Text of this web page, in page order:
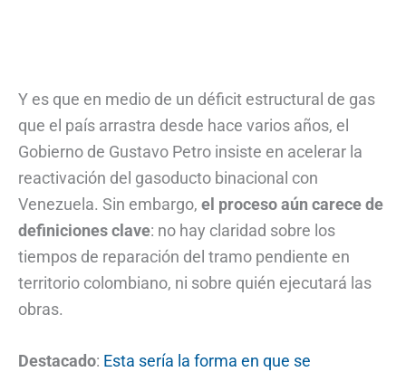
Y es que en medio de un déficit estructural de gas
que el país arrastra desde hace varios años, el
Gobierno de Gustavo Petro insiste en acelerar la
reactivación del gasoducto binacional con
Venezuela. Sin embargo, el proceso aún carece de
definiciones clave: no hay claridad sobre los
tiempos de reparación del tramo pendiente en
territorio colombiano, ni sobre quién ejecutará las
obras.
Destacado: Esta sería la forma en que se